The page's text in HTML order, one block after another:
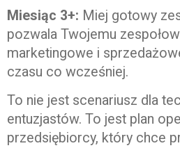
Miesiąc 3+: Miej gotowy
pozwala Twojemu
marketingowe i
czasu co wcześniej.
To nie jest scenariusz dla
entuzjastów. To jest plan
przedsiębiorcy, który chce